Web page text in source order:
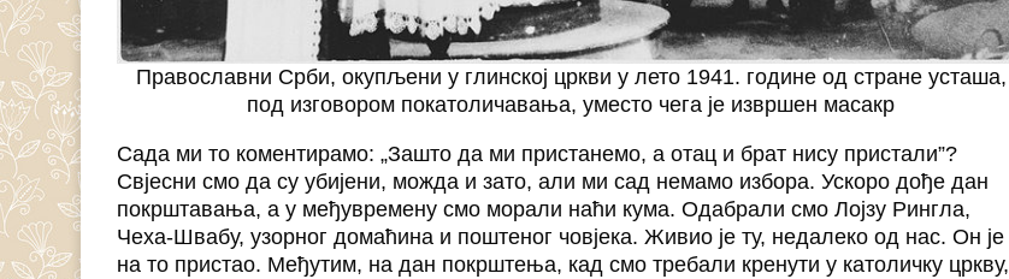
Православни Срби, окупљени у глинској цркви у лето 1941. године од стране усташа,
под изговором покатоличавања, уместо чега је извршен масакр
Сада ми то коментирамо: „Зашто да ми пристанемо, а отац и брат нису пристали”?
Свјесни смо да су убијени, можда и зато, али ми сад немамо избора. Ускоро дође дан
покрштавања, а у међувремену смо морали наћи кума. Одабрали смо Лојзу Рингла,
Чеха-Швабу, узорног домаћина и поштеног човјека. Живио је ту, недалеко од нас. Он је
на то пристао. Међутим, на дан покрштења, кад смо требали кренути у католичку цркву,